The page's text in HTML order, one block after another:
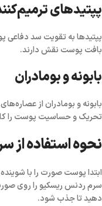
پپتیدهای
پپتیدها به تقویت سد
بافت پوست نقش دارند.
بابونه و بومادران
بابونه و بومادران از
تحریک و حساسیت پوست را
نحوه استفاده از
ابتدا پوست صورت را با
سرم ردنس ریسکیو را روی
دهید تا جذب شود.